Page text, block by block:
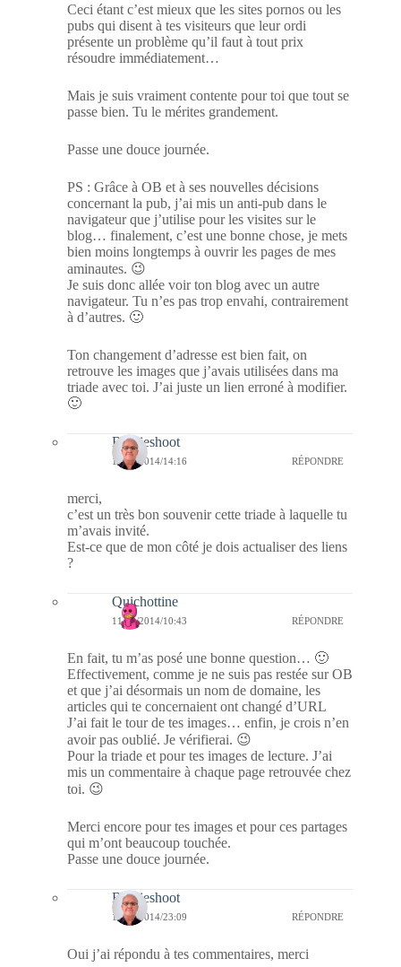
Ceci étant c’est mieux que les sites pornos ou les
pubs qui disent à tes visiteurs que leur ordi
présente un problème qu’il faut à tout prix
résoudre immédiatement…
Mais je suis vraiment contente pour toi que tout se
passe bien. Tu le mérites grandement.
Passe une douce journée.
PS : Grâce à OB et à ses nouvelles décisions
concernant la pub, j’ai mis un anti-pub dans le
navigateur que j’utilise pour les visites sur le
blog… finalement, c’est une bonne chose, je mets
bien moins longtemps à ouvrir les pages de mes
aminautes. 😉
Je suis donc allée voir ton blog avec un autre
navigateur. Tu n’es pas trop envahi, contrairement
à d’autres. 🙂
Ton changement d’adresse est bien fait, on
retrouve les images que j’avais utilisées dans ma
triade avec toi. J’ai juste un lien erroné à modifier.
🙂
Bernieshoot
10/10/2014/14:16 RÉPONDRE
merci,
c’est un très bon souvenir cette triade à laquelle tu
m’avais invité.
Est-ce que de mon côté je dois actualiser des liens
?
Quichottine
11/10/2014/10:43 RÉPONDRE
En fait, tu m’as posé une bonne question… 🙂
Effectivement, comme je ne suis pas restée sur OB
et que j’ai désormais un nom de domaine, les
articles qui te concernaient ont changé d’URL
J’ai fait le tour de tes images… enfin, je crois n’en
avoir pas oublié. Je vérifierai. 😉
Pour la triade et pour tes images de lecture. J’ai
mis un commentaire à chaque page retrouvée chez
toi. 😉
Merci encore pour tes images et pour ces partages
qui m’ont beaucoup touchée.
Passe une douce journée.
Bernieshoot
11/10/2014/23:09 RÉPONDRE
Oui j’ai répondu à tes commentaires, merci